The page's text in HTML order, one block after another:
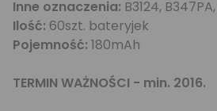
Inne oznaczenia: B3124,
Ilość: 60szt. bateryjek
Pojemność: 180mAh
TERMIN WAŻNOŚCI - min. 2016.